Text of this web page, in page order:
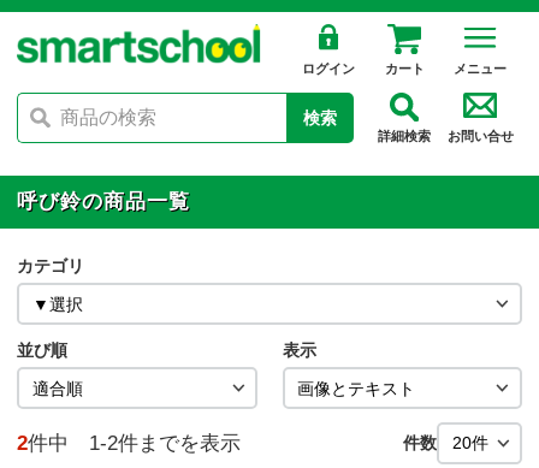
ログイン カート メニュー
検索
詳細検索 お問い合せ
呼び鈴の商品一覧
カテゴリ
並び順 表示
2件中 1-2件までを表示 件数